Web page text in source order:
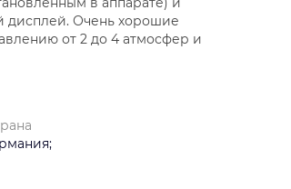
дисплей. Очень хорошие
от 2 до 4 атмосфер и